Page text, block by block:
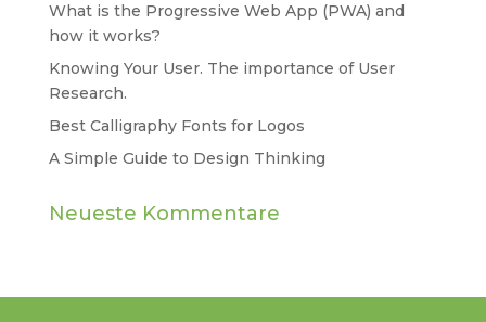
What is the Progressive Web App (PWA) and
how it works?
Knowing Your User. The importance of User
Research.
Best Calligraphy Fonts for Logos
A Simple Guide to Design Thinking
Neueste Kommentare